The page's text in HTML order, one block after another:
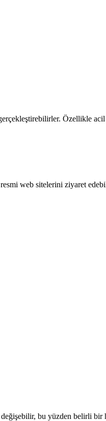
Özellikle
web sitelerini ziyaret
bu yüzden belirli